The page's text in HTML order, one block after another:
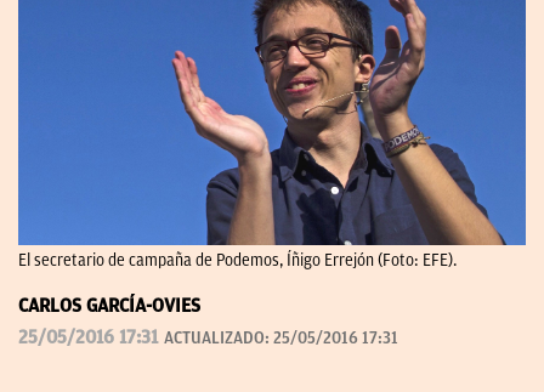
El secretario de campaña de Podemos, Íñigo Errejón (Foto: EFE).
CARLOS GARCÍA-OVIES
25/05/2016 17:31 ACTUALIZADO: 25/05/2016 17:31